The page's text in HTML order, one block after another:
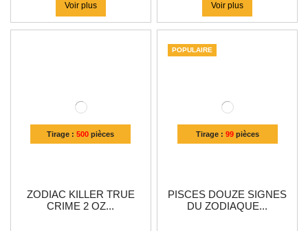
Voir plus Voir plus
Tirage :500 pièces
ZODIAC KILLER TRUE
CRIME 2 OZ...
Tirage : 99pièces
POPULAIRE
PISCES DOUZE SIGNES
DU ZODIAQUE...